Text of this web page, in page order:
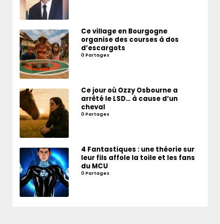
Ce village en Bourgogne
organise des courses à dos
d’escargots
0 Partages
Ce jour où Ozzy Osbourne a
arrêté le LSD… à cause d’un
cheval
0 Partages
4 Fantastiques : une théorie sur
leur fils affole la toile et les fans
du MCU
0 Partages